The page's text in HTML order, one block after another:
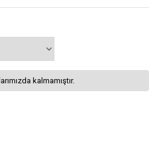
kalmamıştır.